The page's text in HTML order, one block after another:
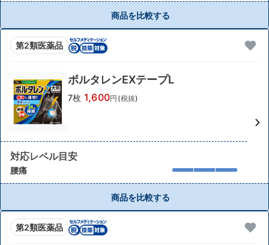
商品を比較する
第2類医薬品
ボルタレンEXテープL
7枚 1,600円(税抜)
対応レベル目安
腰痛
商品を比較する
第2類医薬品